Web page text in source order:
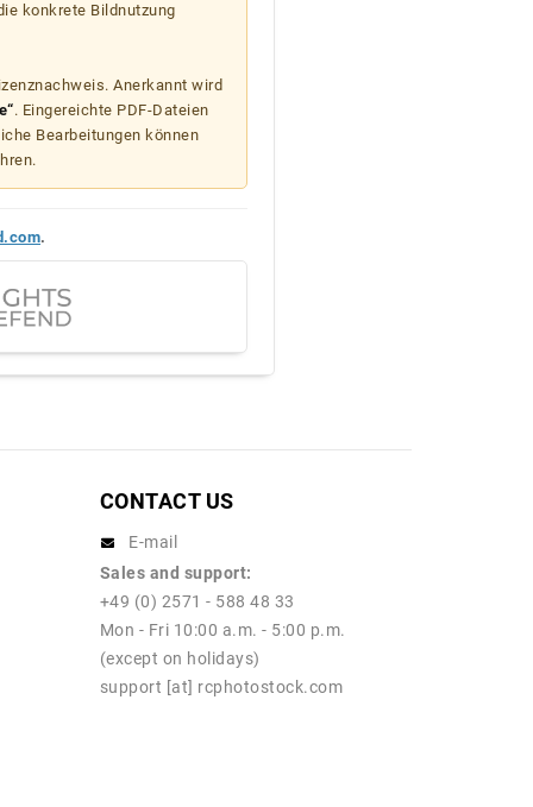
konkrete Bildnutzung
Anerkannt wird
. Eingereichte PDF-Dateien
Bearbeitungen können
.
CONTACT US
E-mail
Sales and support:
+49 (0) 2571 - 588 48 33
Mon - Fri 10:00 a.m. - 5:00 p.m.
(except on holidays)
support [at] rcphotostock.com